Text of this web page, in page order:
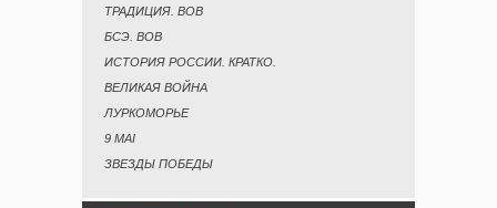
ТРАДИЦИЯ. ВОВ
БСЭ. ВОВ
ИСТОРИЯ РОССИИ. КРАТКО.
ВЕЛИКАЯ ВОЙНА
ЛУРКОМОРЬЕ
9 MAI
ЗВЕЗДЫ ПОБЕДЫ